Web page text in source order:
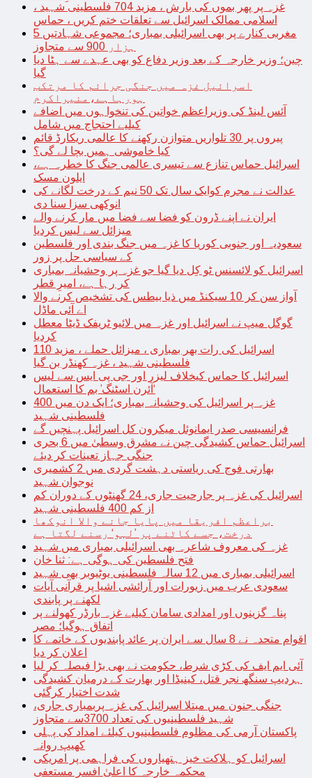
غزہ پر پھر بموں کی بارش ، مزید 704 فلسطینی شہید ،
اسلامی ممالک اسرائیل سے تعلقات ختم کریں ، حماس
مغربی کنارے پر بھی اسرائیلی بمباری؛ مجموعی شہادتیں 5
ہزار 900 سے متجاوز
چین؛ وزیر خارجہ کے بعد وزیر دفاع کو بھی عہدے سے ہٹا دیا
گیا
اسرائیل غزہ میں جنگی جرائم کا مرتکب
ہورہاہے،منیراکرم
آئس لینڈ کی وزیراعظم خواتین کی تنخواہوں میں اضافے
کیلیے احتجاج میں شامل
پیروں پر 30 تلواریں متوازن رکھنے کا عالمی ریکارڈ قائم
کیا خاموشی ہمیں بچا لے گی؟
اسرائیل حماس تنازع سے تیسری عالمی جنگ کا خطرہ ہے،
ایلون مسک
عدالت نے مجرم کوایک سال تک 50 نیم کے درخت لگانے کی
انوکھی سزا سنا دی
ایران نے اپنے ڈرون کو فضا سے فضا میں مار کرنے والے
میزائل سے لیس کردیا
سعودیہ اور جنوبی کوریا کا غزہ میں جنگ بندی اور فلسطین
کے سیاسی حل پر زور
اسرائیل کو لائسنس ٹو کِل دیا گیا جو غزہ پر وحشیانہ بمباری
کر رہا ہے، امیرِ قطر
آواز سن کر 10 سیکنڈ میں ذیا بیطس کی تشخیص کرنے والا
اے آئی ماڈل
گوگل میپ نے اسرائیل اور غزہ میں لائیو ٹریفک ڈیٹا معطل
کردیا
اسرائیل کی رات بھر بمباری ، میزائل حملے ، مزید 110
فلسطینی شہید ، غزہ کھنڈر بن گیا
اسرائیل کا حماس کیخلاف لیزر اور جی پی ایس سے لیس
‘آئرن اسٹنگ’ بم کا استعمال
غزہ پر اسرائیل کی وحشیانہ بمباری؛ ایک دن میں 400
فلسطینی شہید
فرانسیسی صدر ایمانوئل میکرون کل اسرائیل پہنچیں گے
اسرائیل حماس کشیدگی چین نے مشرق وسطیٰ میں 6 بحری
جنگی جہاز تعینات کر دیئے
بھارتی فوج کی ریاستی دہشت گردی میں 2 کشمیری
نوجوان شہید
اسرائیل کی غزہ پر جارحیت جاری، 24 گھنٹوں کے دوران کم
از کم 400 فلسطینی شہید
براعظم افریقا میں پایا جانے والا انوکھا
درخت، جسے کاٹنے پر ’لہو‘ رسنے لگتا ہے
غزہ کی معروف شاعرہ بھی اسرائیلی بمباری میں شہید
فتح فلسطین کی ہوگی ہے: ثنا خان
اسرائیلی بمباری میں 12 سالہ فلسطینی یوٹیوبر بھی شہید
سعودی عرب میں زیورات اور آرائشی اشیا پر قرآنی آیات
لکھنے پر پابندی
پناہ گزینوں اور امدادی سامان کیلیے غزہ بارڈر کھولنے پر
اتفاق ہوگیا؛ مصر
اقوام متحدہ نے 8 سال سے ایران پر عائد پابندیوں کے خاتمے کا
اعلان کر دیا
آئی ایم ایف کی کڑی شرط، حکومت نے بھی بڑا فیصلہ کر لیا
ہردیپ سنگھ نجر قتل، کینیڈا اور بھارت کے درمیان کشیدگی
شدت اختیار کرگئی
جنگی جنون میں مبتلا اسرائیل کی غزہ پربمباری جاری،
شہید فلسطینیوں کی تعداد 3700سے متجاوز
پاکستان آرمی کی مظلوم فلسطینیوں کیلئے امداد کی پہلی
کھیپ روانہ
اسرائیل کو ہلاکت خیز ہتھیاروں کی فراہمی پر امریکی
محکمہ خارجہ کا اعلیٰ افسر مستعفی